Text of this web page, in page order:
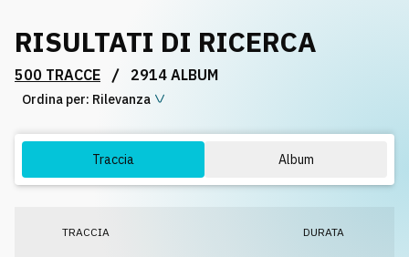
Playlist
Licenze
RISULTATI DI RICERCA
500 TRACCE / 2914 ALBUM
Ordina per: Rilevanza
Traccia Album
TRACCIA DURATA